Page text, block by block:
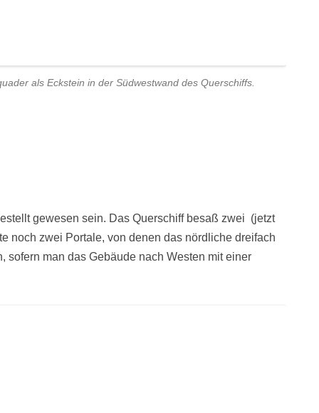
als Eckstein in der Südwestwand des Querschiffs.
gewesen sein. Das Querschiff besaß zwei (jetzt
noch zwei Portale, von denen das nördliche dreifach
man das Gebäude nach Westen mit einer